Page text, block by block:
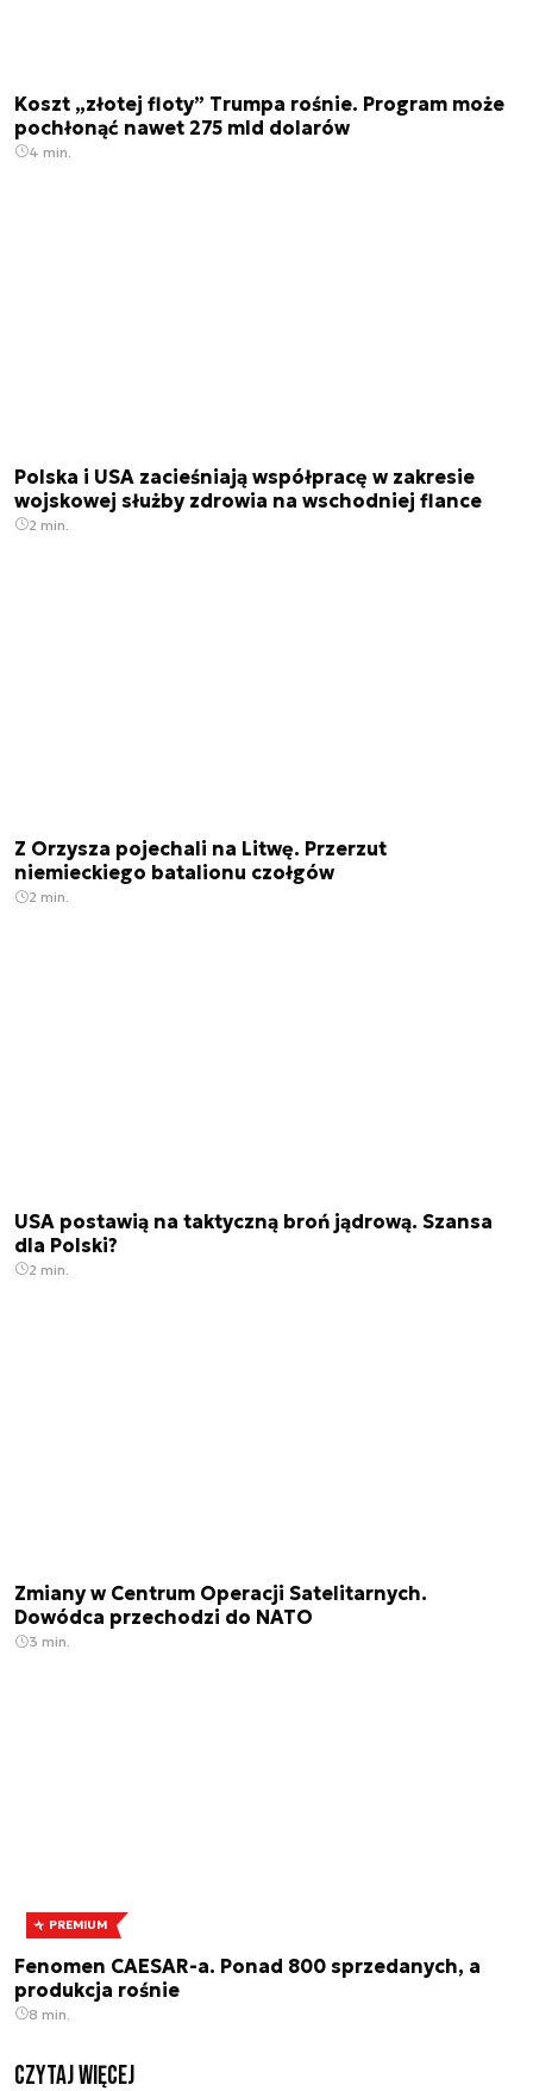
Koszt „złotej floty” Trumpa rośnie. Program może
pochłonąć nawet 275 mld dolarów
4 min.
Polska i USA zacieśniają współpracę w zakresie
wojskowej służby zdrowia na wschodniej flance
2 min.
Z Orzysza pojechali na Litwę. Przerzut
niemieckiego batalionu czołgów
2 min.
USA postawią na taktyczną broń jądrową. Szansa
dla Polski?
2 min.
Zmiany w Centrum Operacji Satelitarnych.
Dowódca przechodzi do NATO
3 min.
PREMIUM
Fenomen CAESAR-a. Ponad 800 sprzedanych, a
produkcja rośnie
8 min.
czytaj więcej